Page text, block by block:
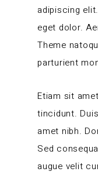
adipiscing
eget dolor.
Theme
parturient
Etiam sit
tincidunt.
amet nibh.
Sed
augue velit